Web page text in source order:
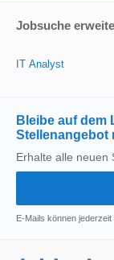
Jobsuche
IT Analyst
Bleibe auf dem
Stellenangebot
Erhalte alle neuen
E-Mails können jederzeit